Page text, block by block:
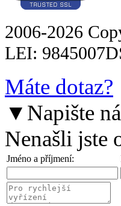
2006-2026
LEI:
Máte dotaz?
▼ Napište
Nenašli jste
Jméno a příjmení: